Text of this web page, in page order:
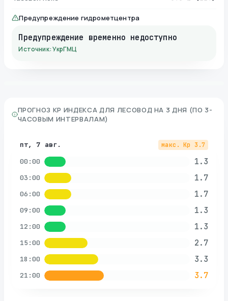
Предупреждение гидрометцентра
Предупреждение временно недоступно
Источник: УкрГМЦ
ПРОГНОЗ KP ИНДЕКСА ДЛЯ ЛЕСОВОД НА 3 ДНЯ (ПО 3-
ЧАСОВЫМ ИНТЕРВАЛАМ)
пт, 7 авг. макс. Kp 3.7
00:00 1.3
03:00 1.7
06:00 1.7
09:00 1.3
12:00 1.3
15:00 2.7
18:00 3.3
21:00 3.7